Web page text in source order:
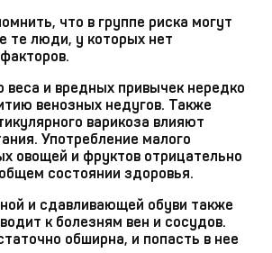
что в группе риска могут
те люди, у которых нет
веса и вредных привычек нередко
венозных недугов. Также
варикоза влияют
Употребление малого
овощей и фруктов отрицательно
состоянии здоровья.
и сдавливающей обуви также
к болезням вен и сосудов.
обширна, и попасть в нее